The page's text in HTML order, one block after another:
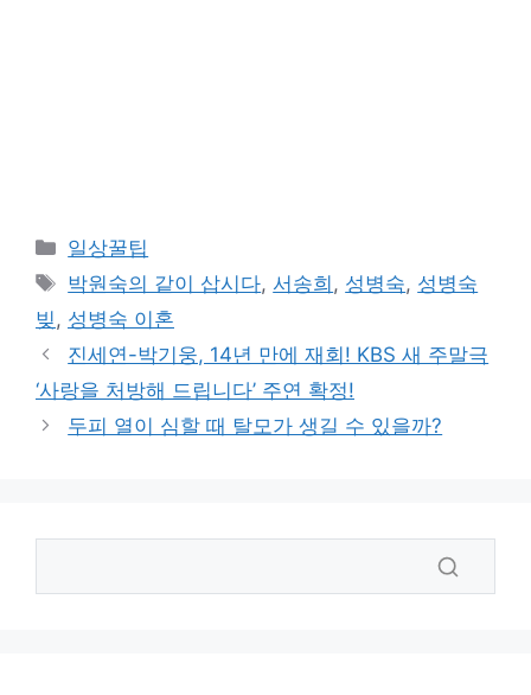
카
테
리
일상꿀팁
태
그
박원숙의 같이 삽시다, 서송희 , 성병숙, 성병숙
빚, 성병숙 이혼
진세연-박기웅, 14년 만에 재회! KBS 새 주말극
‘사랑을 처방해 드립니다’ 주연 확정!
두피 열이 심할 때 탈모가 생길 수 있을까?